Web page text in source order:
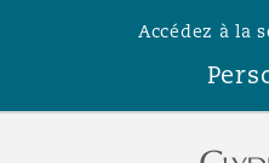
Accédez à la